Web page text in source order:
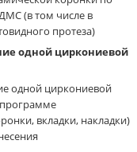
(в том числе в
протеза)
одной циркониевой
одной циркониевой
вкладки, накладки)